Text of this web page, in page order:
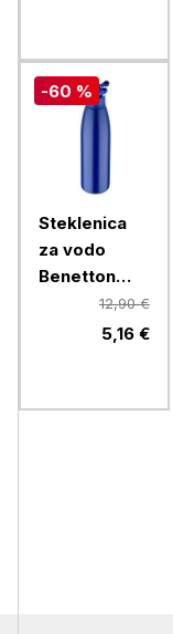
-60 %
Steklenica
za vodo
Benetton
Rainbow 750
ml, modra
12,90 €
5,16 €